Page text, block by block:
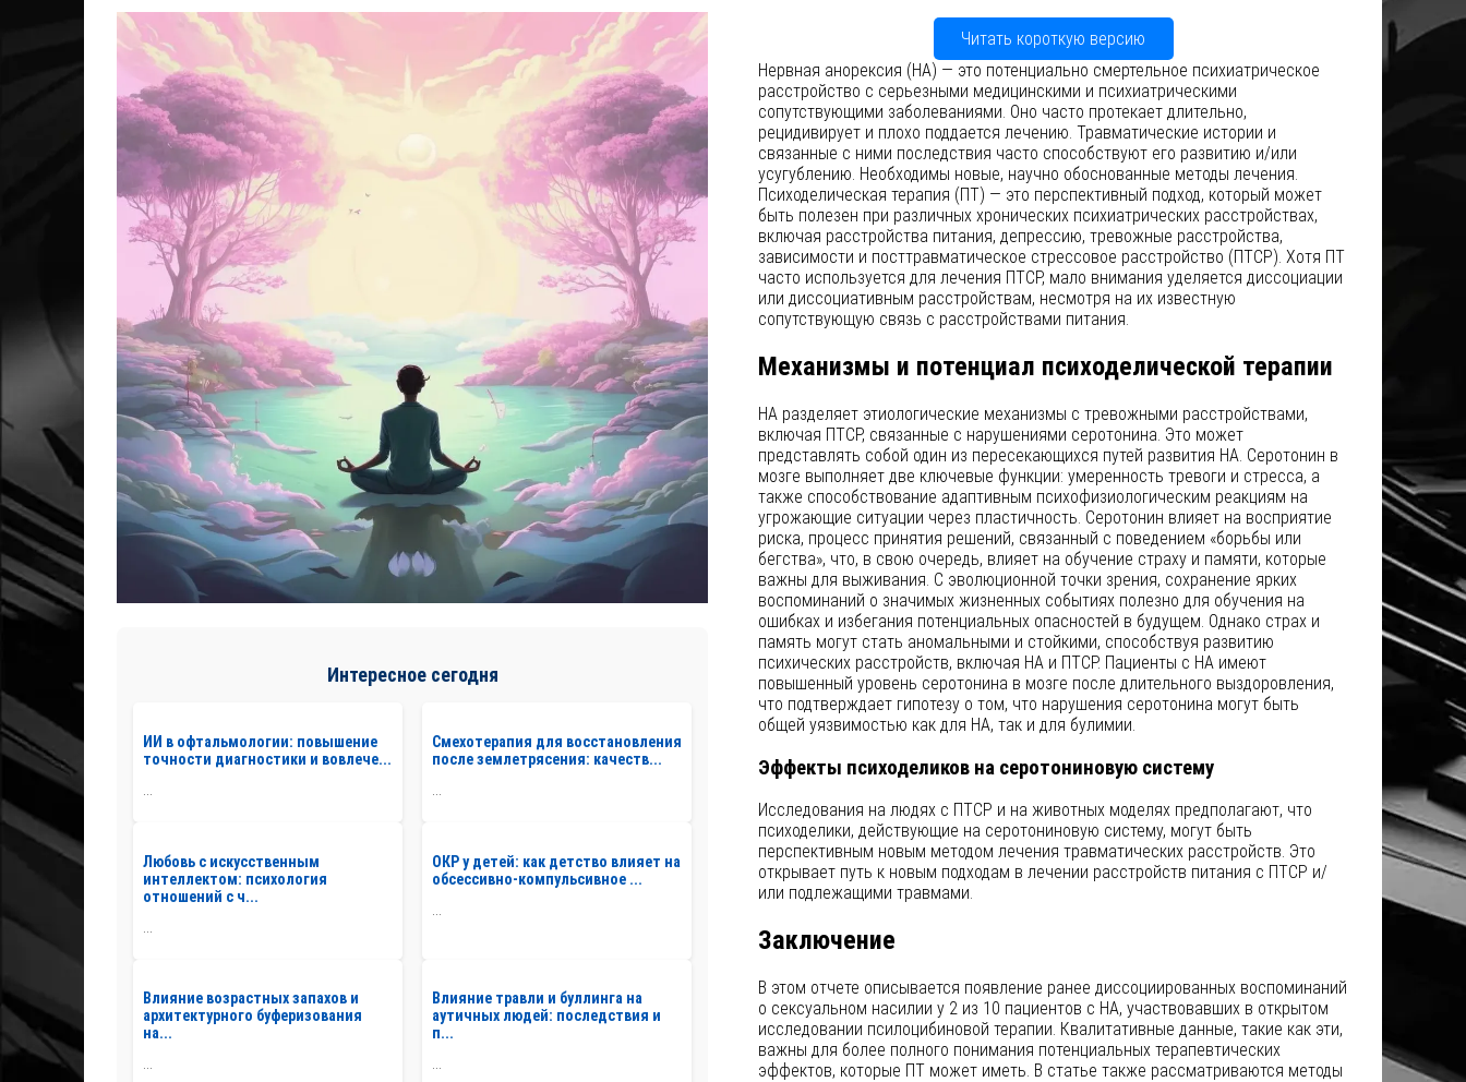
Интересное сегодня
ИИ в офтальмологии: повышение
точности диагностики и вовлече...
...
Смехотерапия для восстановления
после землетрясения: качеств...
...
Любовь с искусственным
интеллектом: психология
отношений с ч...
ОКР у детей: как детство влияет на
обсессивно-компульсивное ...
Влияние возрастных запахов и
архитектурного буферизования
на...
...
Влияние травли и буллинга на
аутичных людей: последствия и
п...
...
Читать короткую версию
Нервная анорексия (НА) — это потенциально смертельное психиатрическое
расстройство с серьезными медицинскими и психиатрическими
сопутствующими заболеваниями. Оно часто протекает длительно,
рецидивирует и плохо поддается лечению. Травматические истории и
связанные с ними последствия часто способствуют его развитию и/или
усугублению. Необходимы новые, научно обоснованные методы лечения.
Психоделическая терапия (ПТ) — это перспективный подход, который может
быть полезен при различных хронических психиатрических расстройствах,
включая расстройства питания, депрессию, тревожные расстройства,
зависимости и посттравматическое стрессовое расстройство (ПТСР). Хотя ПТ
часто используется для лечения ПТСР, мало внимания уделяется диссоциации
или диссоциативным расстройствам, несмотря на их известную
сопутствующую связь с расстройствами питания.
Механизмы и потенциал психоделической терапии
НА разделяет этиологические механизмы с тревожными расстройствами,
включая ПТСР, связанные с нарушениями серотонина. Это может
представлять собой один из пересекающихся путей развития НА. Серотонин в
мозге выполняет две ключевые функции: умеренность тревоги и стресса, а
также способствование адаптивным психофизиологическим реакциям на
угрожающие ситуации через пластичность. Серотонин влияет на восприятие
риска, процесс принятия решений, связанный с поведением «борьбы или
бегства», что, в свою очередь, влияет на обучение страху и памяти, которые
важны для выживания. С эволюционной точки зрения, сохранение ярких
воспоминаний о значимых жизненных событиях полезно для обучения на
ошибках и избегания потенциальных опасностей в будущем. Однако страх и
память могут стать аномальными и стойкими, способствуя развитию
психических расстройств, включая НА и ПТСР. Пациенты с НА имеют
повышенный уровень серотонина в мозге после длительного выздоровления,
что подтверждает гипотезу о том, что нарушения серотонина могут быть
общей уязвимостью как для НА, так и для булимии.
Эффекты психоделиков на серотониновую систему
Исследования на людях с ПТСР и на животных моделях предполагают, что
психоделики, действующие на серотониновую систему, могут быть
перспективным новым методом лечения травматических расстройств. Это
открывает путь к новым подходам в лечении расстройств питания с ПТСР и/
или подлежащими травмами.
Заключение
В этом отчете описывается появление ранее диссоциированных воспоминаний
о сексуальном насилии у 2 из 10 пациентов с НА, участвовавших в открытом
исследовании псилоцибиновой терапии. Квалитативные данные, такие как эти,
важны для более полного понимания потенциальных терапевтических
эффектов, которые ПТ может иметь. В статье также рассматриваются методы